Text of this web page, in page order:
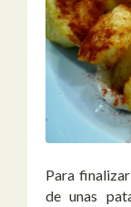
Para
de unas